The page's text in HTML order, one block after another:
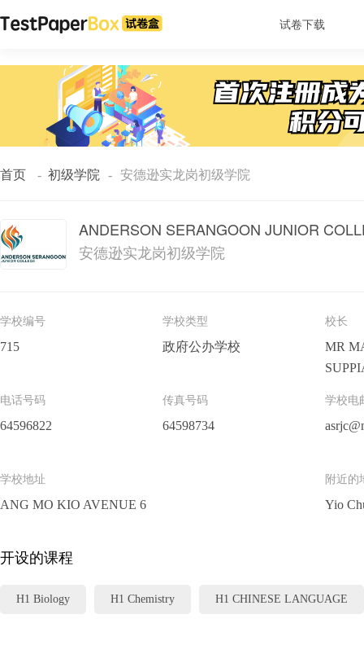
试卷下载
首页 - 初级学院 - 安德逊实龙岗初级学院
ANDERSON SERANGOON JUNIOR
安德逊实龙岗初级学院
学校编号
715
学校类型
政府公办学校
校长
MR
电话号码
64596822
传真号码
64598734
学校电
学校地址
ANG MO KIO AVENUE 6
附近的
Yio
开设的课程
H1 Biology H1 Chemistry H1 CHINESE LANGUAGE